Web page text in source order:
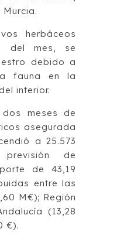
herbáceos
del mes, se
debido a
fauna en la
interior.
meses de
asegurada
a 25.573
de
de 43,19
entre las
M€); Región
(13,28
€).